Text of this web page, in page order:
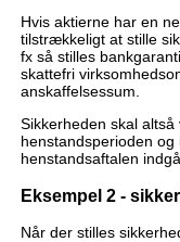
Hvis aktierne har en
tilstrækkeligt at stille
fx så stilles
skattefri
anskaffelsessum.
Sikkerheden skal
henstandsperioden
henstandsaftalen
Eksempel 2 -
Når der stilles